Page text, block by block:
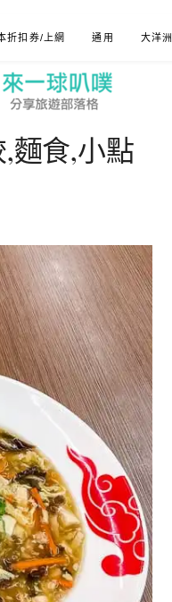
折扣券/上網 通用 大洋洲
麵食,小點